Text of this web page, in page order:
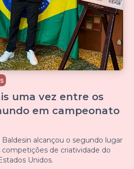
uma vez entre os
em campeonato
alcançou o segundo lugar
de criatividade do
Unidos.